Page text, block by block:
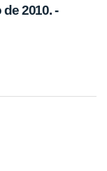
de 2010. -